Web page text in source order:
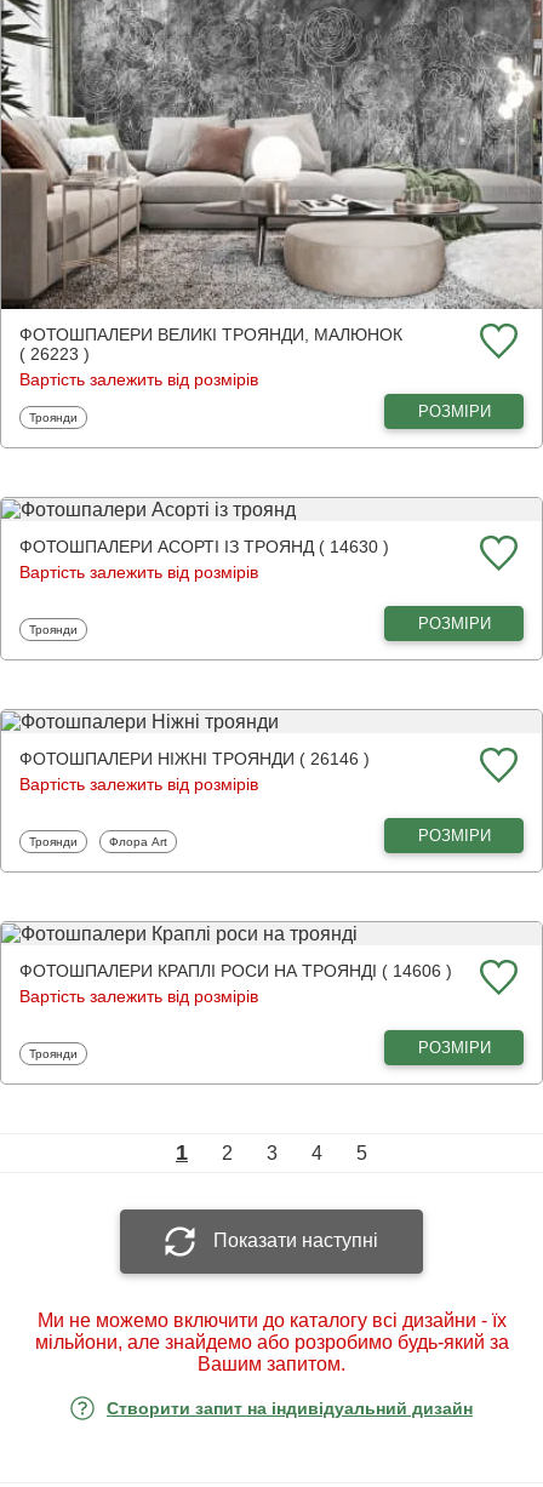
ФОТОШПАЛЕРИ ВЕЛИКІ ТРОЯНДИ, МАЛЮНОК
( 26223 )
Вартість залежить від розмірів
Фотошпалери
Троянди РОЗМІРИ
ФОТОШПАЛЕРИ АСОРТІ ІЗ ТРОЯНД ( 14630 )
Вартість залежить від розмірів
Фотошпалери
Троянди РОЗМІРИ
ФОТОШПАЛЕРИ НІЖНІ ТРОЯНДИ ( 26146 )
Вартість залежить від розмірів
Фотошпалери
Троянди Фотошпалери
Флора Art РОЗМІРИ
ФОТОШПАЛЕРИ КРАПЛІ РОСИ НА ТРОЯНДІ ( 14606 )
Вартість залежить від розмірів
Фотошпалери
Троянди РОЗМІРИ
1 2 3 4 5
Показати наступні
Ми не можемо включити до каталогу всі дизайни - їх
мільйони, але знайдемо або розробимо будь-який за
Вашим запитом.
Створити запит на індивідуальний дизайн